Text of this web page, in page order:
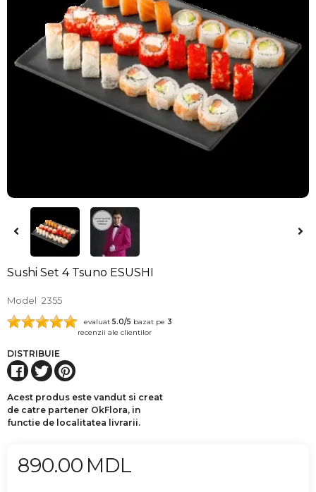
Sushi Set 4 Tsuno ESUSHI
Model 2355
evaluat 5.0/5 bazat pe 3
recenzii ale clientilor
DISTRIBUIE
Acest produs este vandut si creat
de catre partener OkFlora, in
functie de localitatea livrarii.
890.00 MDL